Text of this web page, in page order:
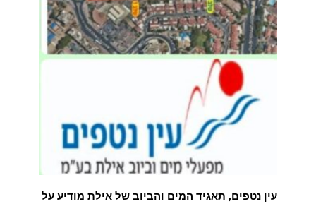
עין נטפים, תאגיד המים והביוב של אילת מודיע על